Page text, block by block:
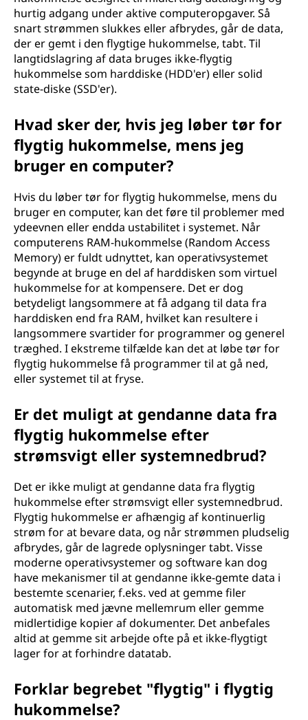
hurtig adgang under aktive computeropgaver. Så
snart strømmen slukkes eller afbrydes, går de data,
der er gemt i den flygtige hukommelse, tabt. Til
langtidslagring af data bruges ikke-flygtig
hukommelse som harddiske (HDD'er) eller solid
state-diske (SSD'er).
Hvad sker der, hvis jeg løber tør for
flygtig hukommelse, mens jeg
bruger en computer?
Hvis du løber tør for flygtig hukommelse, mens du
bruger en computer, kan det føre til problemer med
ydeevnen eller endda ustabilitet i systemet. Når
computerens RAM-hukommelse (Random Access
Memory) er fuldt udnyttet, kan operativsystemet
begynde at bruge en del af harddisken som virtuel
hukommelse for at kompensere. Det er dog
betydeligt langsommere at få adgang til data fra
harddisken end fra RAM, hvilket kan resultere i
langsommere svartider for programmer og generel
træghed. I ekstreme tilfælde kan det at løbe tør for
flygtig hukommelse få programmer til at gå ned,
eller systemet til at fryse.
Er det muligt at gendanne data fra
flygtig hukommelse efter
strømsvigt eller systemnedbrud?
Det er ikke muligt at gendanne data fra flygtig
hukommelse efter strømsvigt eller systemnedbrud.
Flygtig hukommelse er afhængig af kontinuerlig
strøm for at bevare data, og når strømmen pludselig
afbrydes, går de lagrede oplysninger tabt. Visse
moderne operativsystemer og software kan dog
have mekanismer til at gendanne ikke-gemte data i
bestemte scenarier, f.eks. ved at gemme filer
automatisk med jævne mellemrum eller gemme
midlertidige kopier af dokumenter. Det anbefales
altid at gemme sit arbejde ofte på et ikke-flygtigt
lager for at forhindre datatab.
Forklar begrebet "flygtig" i flygtig
hukommelse?